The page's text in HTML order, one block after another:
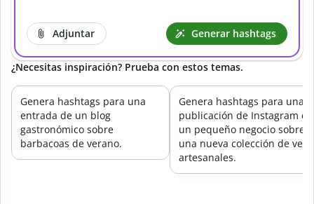
Adjuntar Generar hashtags
¿Necesitas inspiración? Prueba con estos temas.
Genera hashtags para una
entrada de un blog
gastronómico sobre
barbacoas de verano.
Genera hashtags para una
publicación de Instagram de
un pequeño negocio sobre
una nueva colección de
artesanales.